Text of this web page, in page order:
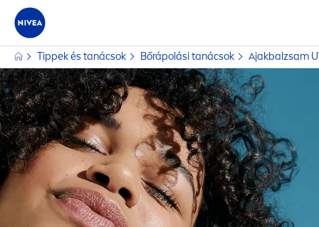
Tippek és tanácsok Bőrápolási tanácsok Ajakbalzsam